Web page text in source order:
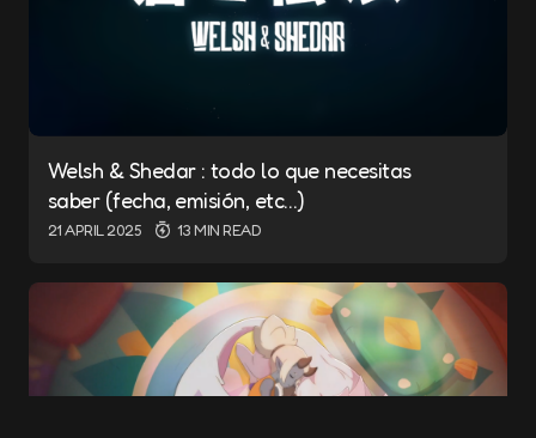
Name *
E-mail*
Save my name and e-mail in this browser for
Welsh & Shedar : todo lo que necesitas
saber (fecha, emisión, etc…)
21 APRIL 2025 13 MIN READ